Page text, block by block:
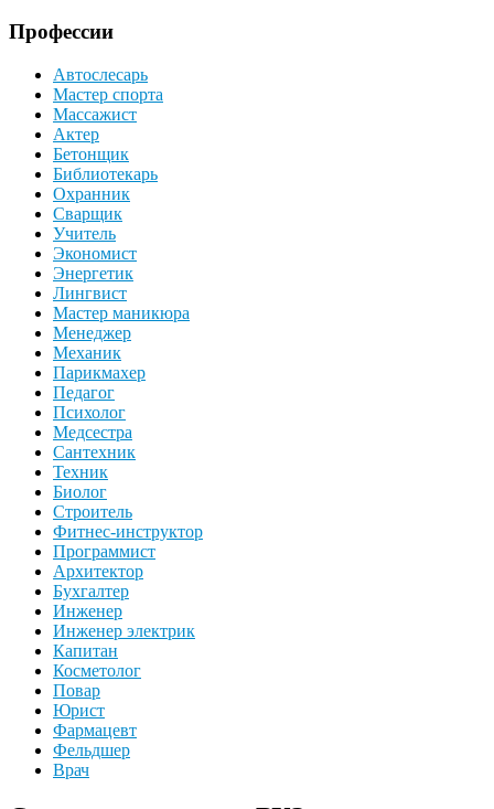
Профессии
Автослесарь
Мастер спорта
Массажист
Актер
Бетонщик
Библиотекарь
Охранник
Сварщик
Учитель
Экономист
Энергетик
Лингвист
Мастер маникюра
Менеджер
Механик
Парикмахер
Педагог
Психолог
Медсестра
Сантехник
Техник
Биолог
Строитель
Фитнес-инструктор
Программист
Архитектор
Бухгалтер
Инженер
Инженер электрик
Капитан
Косметолог
Повар
Юрист
Фармацевт
Фельдшер
Врач